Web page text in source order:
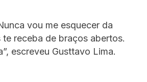
vou me esquecer da
te receba de braços abertos.
escreveu Gusttavo Lima.